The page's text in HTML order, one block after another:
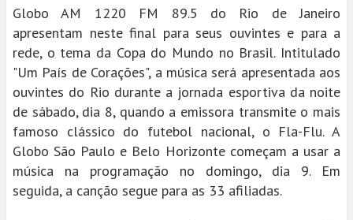
Globo AM 1220 FM 89.5 do Rio de Janeiro
apresentam neste final para seus ouvintes e para a
rede, o tema da Copa do Mundo no Brasil. Intitulado
"Um País de Corações", a música será apresentada aos
ouvintes do Rio durante a jornada esportiva da noite
de sábado, dia 8, quando a emissora transmite o mais
famoso clássico do futebol nacional, o Fla-Flu. A
Globo São Paulo e Belo Horizonte começam a usar a
música na programação no domingo, dia 9. Em
seguida, a canção segue para as 33 afiliadas.